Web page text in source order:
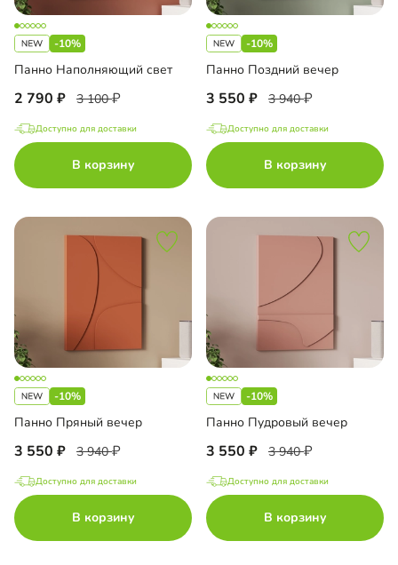
-10%
Панно Наполняющий свет
2 790 3 100
Доступно для доставки
В корзину
-10%
Панно Поздний вечер
3 550 3 940
Доступно для доставки
В корзину
-10%
Панно Пряный вечер
3 550 3 940
Доступно для доставки
В корзину
-10%
Панно Пудровый вечер
3 550 3 940
Доступно для доставки
В корзину